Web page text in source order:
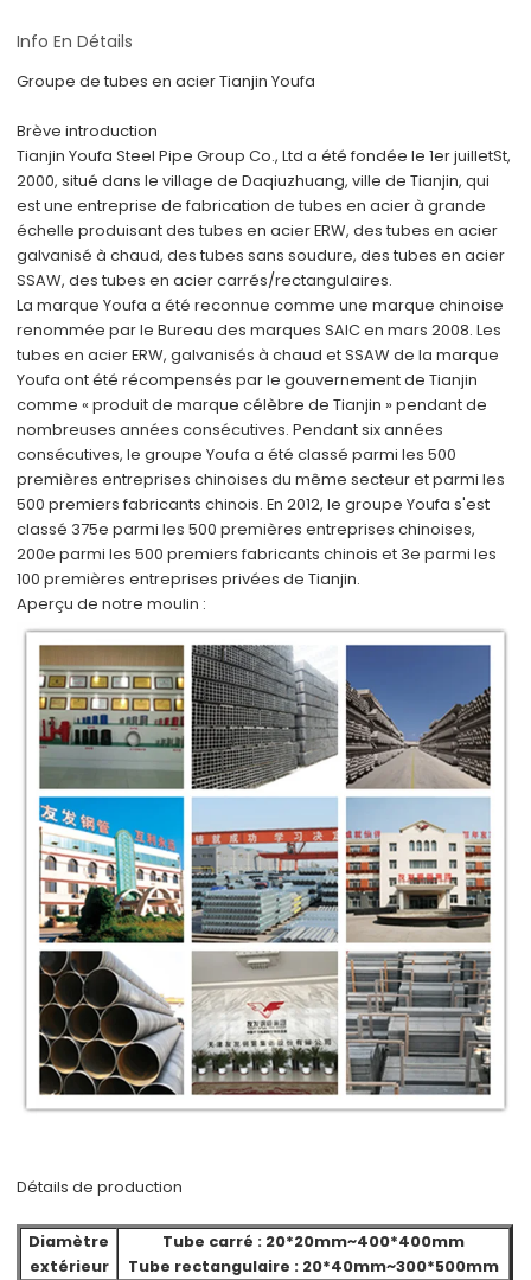
Info En Détails
Groupe de tubes en acier Tianjin Youfa
Brève introduction
Tianjin Youfa Steel Pipe Group Co., Ltd a été fondée le 1er juilletSt,
2000, situé dans le village de Daqiuzhuang, ville de Tianjin, qui
est une entreprise de fabrication de tubes en acier à grande
échelle produisant des tubes en acier ERW, des tubes en acier
galvanisé à chaud, des tubes sans soudure, des tubes en acier
SSAW, des tubes en acier carrés/rectangulaires.
La marque Youfa a été reconnue comme une marque chinoise
renommée par le Bureau des marques SAIC en mars 2008. Les
tubes en acier ERW, galvanisés à chaud et SSAW de la marque
Youfa ont été récompensés par le gouvernement de Tianjin
comme « produit de marque célèbre de Tianjin » pendant de
nombreuses années consécutives. Pendant six années
consécutives, le groupe Youfa a été classé parmi les 500
premières entreprises chinoises du même secteur et parmi les
500 premiers fabricants chinois. En 2012, le groupe Youfa s'est
classé 375e parmi les 500 premières entreprises chinoises,
200e parmi les 500 premiers fabricants chinois et 3e parmi les
100 premières entreprises privées de Tianjin.
Aperçu de notre moulin :
Détails de production
Diamètre
extérieur
Tube carré : 20*20mm~400*400mm
Tube rectangulaire : 20*40mm~300*500mm